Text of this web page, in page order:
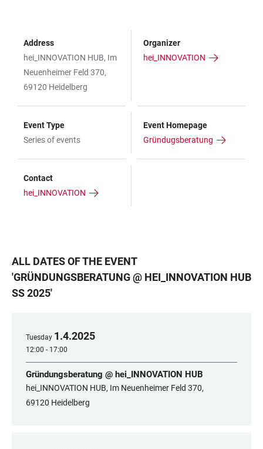
Address
hei_INNOVATION HUB, Im
Neuenheimer Feld 370,
69120 Heidelberg
Organizer
hei_INNOVATION
Event Type
Series of events
Event Homepage
Gründugsberatung
Contact
hei_INNOVATION
ALL DATES OF THE EVENT
'GRÜNDUNGSBERATUNG @ HEI_INNOVATION HUB
SS 2025'
Tuesday 1.4.2025
12:00 - 17:00
Gründungsberatung @ hei_INNOVATION HUB
hei_INNOVATION HUB, Im Neuenheimer Feld 370,
69120 Heidelberg